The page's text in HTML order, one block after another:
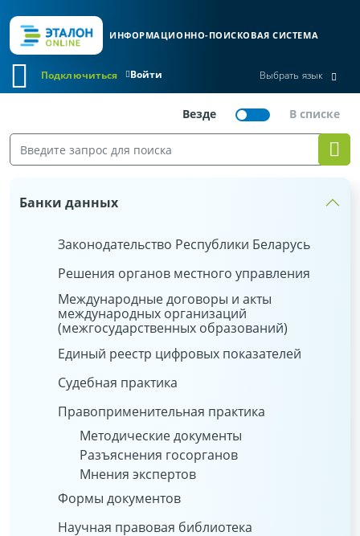
ИНФОРМАЦИОННО-ПОИСКОВАЯ СИСТЕМА
Войти
Подключиться Выбрать язык
Банки данных
Законодательство Республики Беларусь
Решения органов местного управления
Международные договоры и акты
международных организаций
(межгосударственных образований)
Единый реестр цифровых показателей
Судебная практика
Правоприменительная практика
Методические документы
Разъяснения госорганов
Мнения экспертов
Формы документов
Научная правовая библиотека